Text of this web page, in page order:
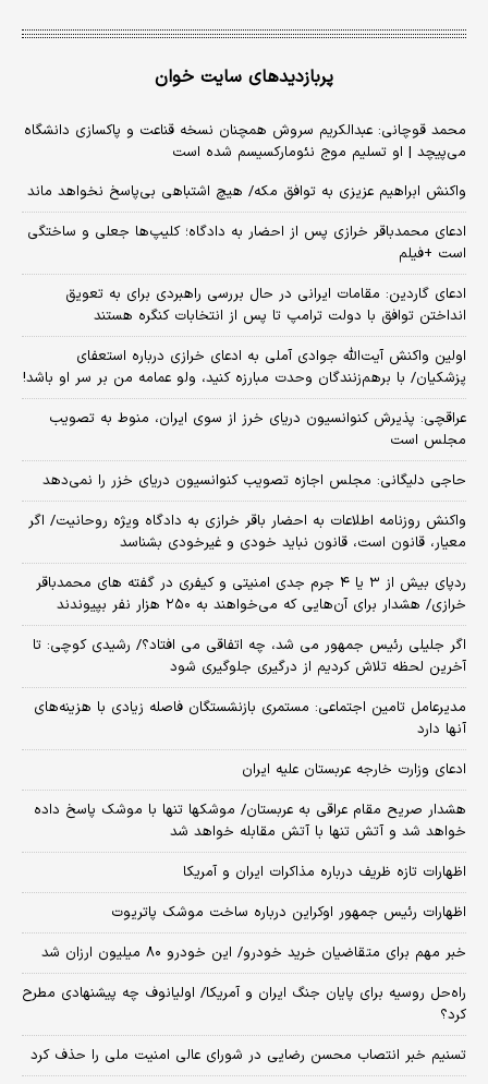
پربازدیدهای سایت خوان
محمد قوچانی: عبدالکریم سروش همچنان نسخه قناعت و پاکسازی دانشگاه
می‌پیچد | او تسلیم موج نئومارکسیسم شده است
واکنش ابراهیم عزیزی به توافق مکه/ هیچ اشتباهی بی‌پاسخ نخواهد ماند
ادعای محمدباقر خرازی پس از احضار به دادگاه؛ کلیپ‌ها جعلی و ساختگی
است +فیلم
ادعای گاردین: مقامات ایرانی در حال بررسی راهبردی برای به تعویق
انداختن توافق با دولت ترامپ تا پس از انتخابات کنگره هستند
اولین واکنش آیت‌الله جوادی آملی به ادعای خرازی درباره استعفای
پزشکیان/ با برهم‌زنندگان وحدت مبارزه کنید، ولو عمامه من بر سر او باشد!
عراقچی: پذیرش کنوانسیون دریای خرز از سوی ایران، منوط به تصویب
مجلس است
حاجی دلیگانی: مجلس اجازه تصویب کنوانسیون دریای خزر را نمی‌دهد
واکنش روزنامه اطلاعات به احضار باقر خرازی به دادگاه ویژه روحانیت/ اگر
معیار، قانون است، قانون نباید خودی و غیرخودی بشناسد
ردپای بیش از ۳ یا ۴ جرم جدی امنیتی و کیفری در گفته های محمدباقر
خرازی/ هشدار برای آن‌هایی که می‌خواهند به ۲۵۰ هزار نفر بپیوندند
اگر جلیلی رئیس جمهور می شد، چه اتفاقی می افتاد؟/ رشیدی کوچی: تا
آخرین لحظه تلاش کردیم از درگیری جلوگیری شود
مدیرعامل تامین اجتماعی: مستمری بازنشستگان فاصله زیادی با هزینه‌های
آنها دارد
ادعای وزارت خارجه عربستان علیه ایران
هشدار صریح مقام عراقی به عربستان/ موشکها تنها با موشک پاسخ داده
خواهد شد و آتش تنها با آتش مقابله خواهد شد
اظهارات تازه ظریف درباره مذاکرات ایران و آمریکا
اظهارات رئیس جمهور اوکراین درباره ساخت موشک پاتریوت
خبر مهم برای متقاضیان خرید خودرو/ این خودرو ۸۰ میلیون ارزان شد
راه‌حل روسیه برای پایان جنگ ایران و آمریکا/ اولیانوف چه پیشنهادی مطرح
کرد؟
تسنیم خبر انتصاب محسن رضایی در شورای عالی امنیت ملی را حذف کرد